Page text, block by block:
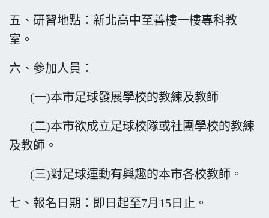
五、研習地點：新北高中至善樓一樓專科教
室。
六、參加人員：
(一)本市足球發展學校的教練及教師
(二)本市欲成立足球校隊或社團學校的教練
及教師。
(三)對足球運動有興趣的本市各校教師。
七、報名日期：即日起至7月15日止。